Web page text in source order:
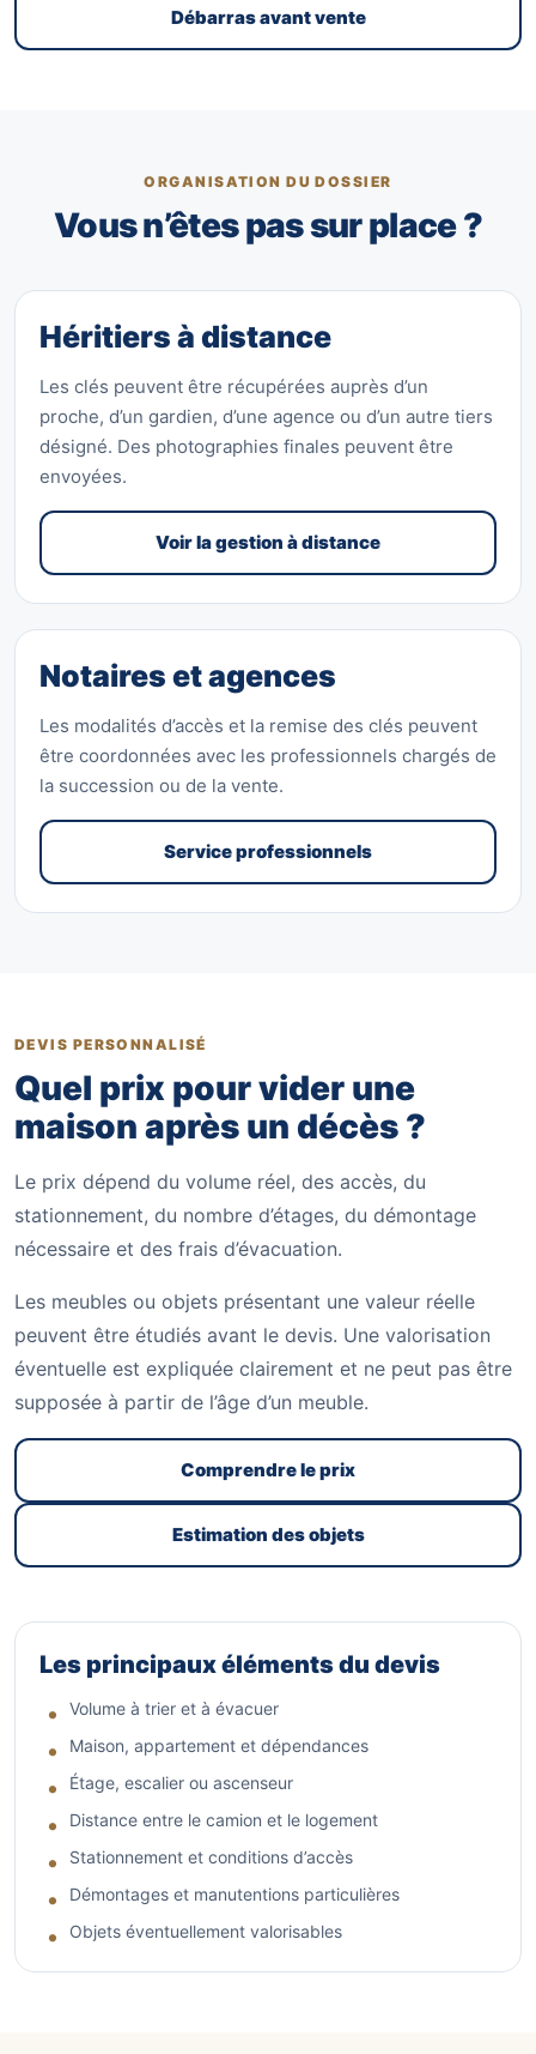
Débarras avant vente
ORGANISATION DU DOSSIER
Vous n’êtes pas sur place ?
Héritiers à distance
Les clés peuvent être récupérées auprès d’un
proche, d’un gardien, d’une agence ou d’un autre tiers
désigné. Des photographies finales peuvent être
envoyées.
Voir la gestion à distance
Notaires et agences
Les modalités d’accès et la remise des clés peuvent
être coordonnées avec les professionnels chargés de
la succession ou de la vente.
Service professionnels
DEVIS PERSONNALISÉ
Quel prix pour vider une
maison après un décès ?
Le prix dépend du volume réel, des accès, du
stationnement, du nombre d’étages, du démontage
nécessaire et des frais d’évacuation.
Les meubles ou objets présentant une valeur réelle
peuvent être étudiés avant le devis. Une valorisation
éventuelle est expliquée clairement et ne peut pas être
supposée à partir de l’âge d’un meuble.
Comprendre le prix
Estimation des objets
Les principaux éléments du devis
Volume à trier et à évacuer
Maison, appartement et dépendances
Étage, escalier ou ascenseur
Distance entre le camion et le logement
Stationnement et conditions d’accès
Démontages et manutentions particulières
Objets éventuellement valorisables